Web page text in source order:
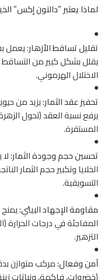
لماذا يعتبر “دالتون إكس”
تقليل تساقط الأزهار:يعمل
يقلل بشكل كبير من التساقط
الاختلال الهرموني.
تحفيز عقد الثمار:يزيد من
يرفع نسبة العقد (تحول
المستقرة.
تحسين حجم وجودة الثمار:
الخلايا وتكبير حجم الثمار
التسويقية.
مقاومة الإجهاد البيئي:
المفاجئة في درجات الحرارة
التزهير.
آمن وفعال:مركب متوازن
(خضروات، فاكهة، ونباتات